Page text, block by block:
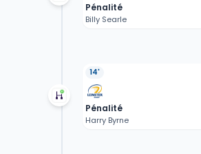
Pénalité
Billy Searle
14'
Pénalité
Harry Byrne